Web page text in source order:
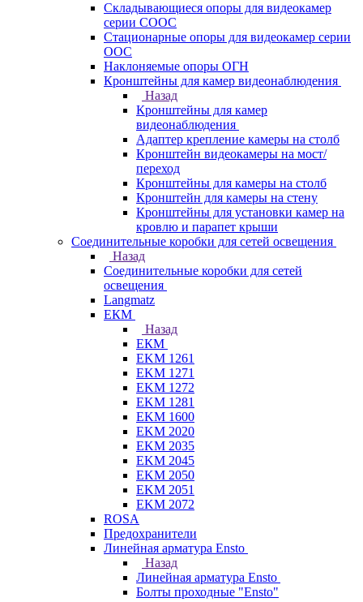
Складывающиеся опоры для видеокамер
серии СООС
Стационарные опоры для видеокамер серии
ООС
Наклоняемые опоры ОГН
Кронштейны для камер видеонаблюдения
Назад
Кронштейны для камер
видеонаблюдения
Адаптер крепление камеры на столб
Кронштейн видеокамеры на мост/
переход
Кронштейны для камеры на столб
Кронштейн для камеры на стену
Кронштейны для установки камер на
кровлю и парапет крыши
Соединительные коробки для сетей освещения
Назад
Соединительные коробки для сетей
освещения
Langmatz
ЕКМ
Назад
ЕКМ
EKM 1261
EKM 1271
EKM 1272
EKM 1281
EKM 1600
EKM 2020
EKM 2035
EKM 2045
EKM 2050
EKM 2051
EKM 2072
ROSA
Предохранители
Линейная арматура Ensto
Назад
Линейная арматура Ensto
Болты проходные "Ensto"